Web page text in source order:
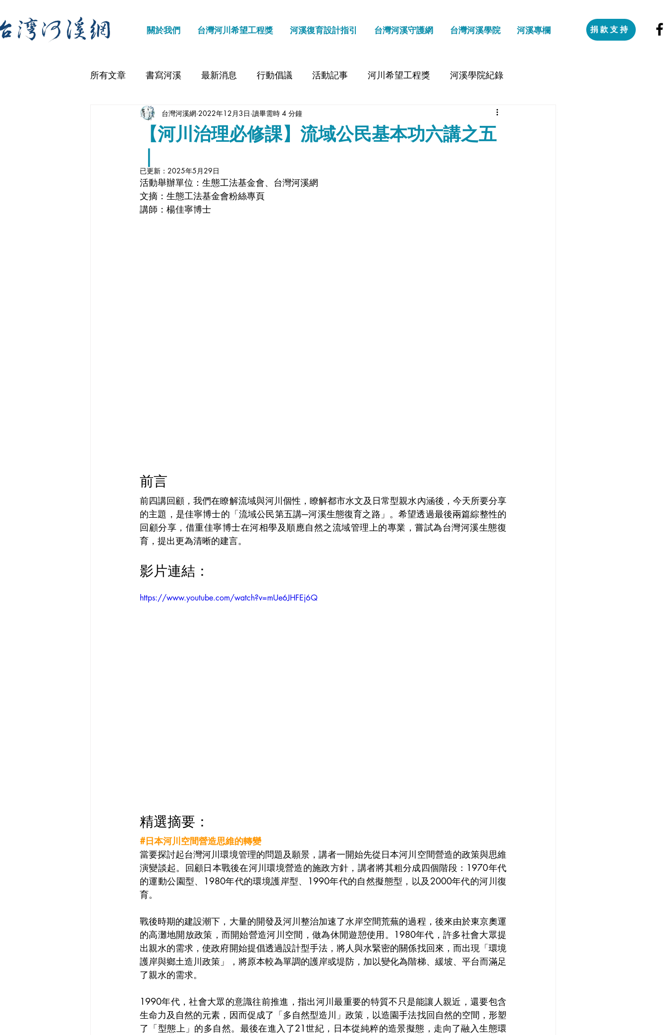
關於我們 台灣河川希望工程獎 河溪復育設計指引 台灣河溪守護網 台灣河溪學院 河溪專欄 捐款支持
所有文章 書寫河溪 最新消息 行動倡議 活動記事 河川希望工程獎 河溪學院紀錄
【河川治理必修課】流域公民基本功六講之五
｜
台灣河溪網 2022年12月3日 讀畢需時 4 分鐘
已更新： 2025年5月29日
活動舉辦單位：生態工法基金會、台灣河溪網
文摘 ：生態工法基金會粉絲專頁
講師：楊佳寧博士
前言
前四講回顧，我們在瞭解流域與河川個性，瞭解都市水文及日常型親水內涵後，今天所要分享
的主題，是佳寧博士的「流域公民第五講─河溪生態復育之路」。希望透過最後兩篇綜整性的
回顧分享，借重佳寧博士在河相學及順應自然之流域管理上的專業，嘗試為台灣河溪生態復
育，提出更為清晰的建言。
影片連結：
https://www.youtube.com/watch?v=mUe6JHFEj6Q
精選摘要：
#日本河川空間營造思維的轉變
當要探討起台灣河川環境管理的問題及願景，講者一開始先從日本河川空間營造的政策與思維
演變談起。回顧日本戰後在河川環境營造的施政方針，講者將其粗分成四個階段：1970年代
的運動公園型、1980年代的環境護岸型、1990年代的自然擬態型，以及2000年代的河川復
育。
戰後時期的建設潮下，大量的開發及河川整治加速了水岸空間荒蕪的過程，後來由於東京奧運
的高灘地開放政策，而開始營造河川空間，做為休閒遊憩使用。1980年代，許多社會大眾提
出親水的需求，使政府開始提倡透過設計型手法，將人與水緊密的關係找回來，而出現「環境
護岸與鄉土造川政策」，將原本較為單調的護岸或堤防，加以變化為階梯、緩坡、平台而滿足
了親水的需求。
1990年代，社會大眾的意識往前推進，指出河川最重要的特質不只是能讓人親近，還要包含
生命力及自然的元素，因而促成了「多自然型造川」政策，以造園手法找回自然的空間，形塑
了「型態上」的多自然。最後在進入了21世紀，日本從純粹的造景擬態，走向了融入生態環